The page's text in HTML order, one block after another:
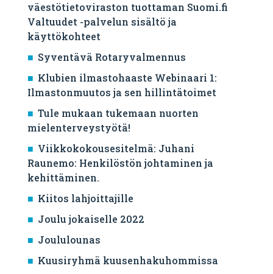
väestötietoviraston tuottaman Suomi.fi
Valtuudet -palvelun sisältö ja
käyttökohteet
Syventävä Rotaryvalmennus
Klubien ilmastohaaste Webinaari 1:
Ilmastonmuutos ja sen hillintätoimet
Tule mukaan tukemaan nuorten
mielenterveystyötä!
Viikkokokousesitelmä: Juhani
Raunemo: Henkilöstön johtaminen ja
kehittäminen.
Kiitos lahjoittajille
Joulu jokaiselle 2022
Joululounas
Kuusiryhmä kuusenhakuhommissa